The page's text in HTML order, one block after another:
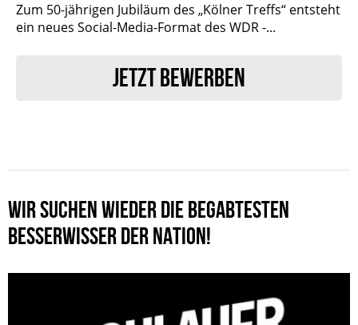
Zum 50-jährigen Jubiläum des „Kölner Treffs“ entsteht
ein neues Social-Media-Format des WDR -...
JETZT BEWERBEN
WIR SUCHEN WIEDER DIE BEGABTESTEN
BESSERWISSER DER NATION!